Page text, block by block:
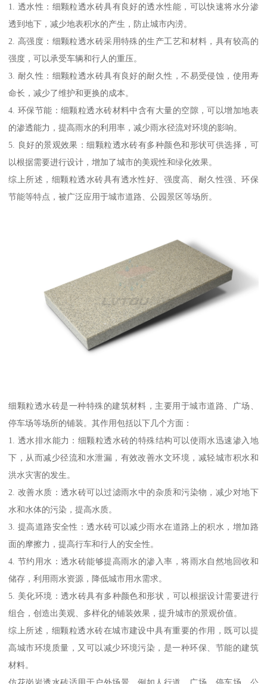
1. 透水性：细颗粒透水砖具有良好的透水性能，可以快速将水分渗
透到地下，减少地表积水的产生，防止城市内涝。
2. 高强度：细颗粒透水砖采用特殊的生产工艺和材料，具有较高的
强度，可以承受车辆和行人的重压。
3. 耐久性：细颗粒透水砖具有良好的耐久性，不易受侵蚀，使用寿
命长，减少了维护和更换的成本。
4. 环保节能：细颗粒透水砖材料中含有大量的空隙，可以增加地表
的渗透能力，提高雨水的利用率，减少雨水径流对环境的影响。
5. 良好的景观效果：细颗粒透水砖有多种颜色和形状可供选择，可
以根据需要进行设计，增加了城市的美观性和绿化效果。
综上所述，细颗粒透水砖具有透水性好、强度高、耐久性强、环保
节能等特点，被广泛应用于城市道路、公园景区等场所。
细颗粒透水砖是一种特殊的建筑材料，主要用于城市道路、广场、
停车场等场所的铺装。其作用包括以下几个方面：
1. 透水排水能力：细颗粒透水砖的特殊结构可以使雨水迅速渗入地
下，从而减少径流和水泄漏，有效改善水文环境，减轻城市积水和
洪水灾害的发生。
2. 改善水质：透水砖可以过滤雨水中的杂质和污染物，减少对地下
水和水体的污染，提高水质。
3. 提高道路安全性：透水砖可以减少雨水在道路上的积水，增加路
面的摩擦力，提高行车和行人的安全性。
4. 节约用水：透水砖能够提高雨水的渗入率，将雨水自然地回收和
储存，利用雨水资源，降低城市用水需求。
5. 美化环境：透水砖具有多种颜色和形状，可以根据设计需要进行
组合，创造出美观、多样化的铺装效果，提升城市的景观价值。
综上所述，细颗粒透水砖在城市建设中具有重要的作用，既可以提
高城市环境质量，又可以减少环境污染，是一种环保、节能的建筑
材料。
仿花岗岩透水砖适用于户外场景，例如人行道、广场、停车场、公